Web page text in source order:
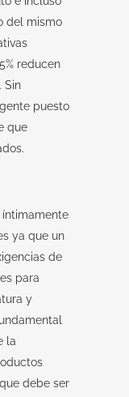
del mismo
reducen
Sin
puesto
que
íntimamente
ya que un
de
para
y
la
debe ser